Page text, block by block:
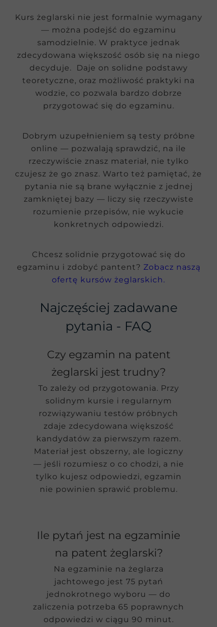
Najczęściej zadawane
pytania - FAQ
Czy egzamin na patent
żeglarski jest trudny?
To zależy od przygotowania. Przy
solidnym kursie i regularnym
rozwiązywaniu testów próbnych
zdaje zdecydowana większość
kandydatów za pierwszym razem.
Materiał jest obszerny, ale logiczny
— jeśli rozumiesz o co chodzi, a nie
tylko kujesz odpowiedzi, egzamin
nie powinien sprawić problemu.
Ile pytań jest na egzaminie
na patent żeglarski?
Na egzaminie na żeglarza
jachtowego jest 75 pytań
jednokrotnego wyboru — do
zaliczenia potrzeba 65 poprawnych
odpowiedzi w ciągu 90 minut.
Kurs żeglarski nie jest formalnie wymagany
— można podejść do egzaminu
samodzielnie. W praktyce jednak
zdecydowana większość osób się na niego
decyduje. Daje on solidne podstawy
teoretyczne, oraz możliwość praktyki na
wodzie, co pozwala bardzo dobrze
przygotować się do egzaminu.
Dobrym uzupełnieniem są testy próbne
online — pozwalają sprawdzić, na ile
rzeczywiście znasz materiał, nie tylko
czujesz że go znasz. Warto też pamiętać, że
pytania nie są brane wyłącznie z jednej
zamkniętej bazy — liczy się rzeczywiste
rozumienie przepisów, nie wykucie
konkretnych odpowiedzi.
Chcesz solidnie przygotować się do
egzaminu i zdobyć pantent? Zobacz naszą
ofertę kursów żeglarskich.